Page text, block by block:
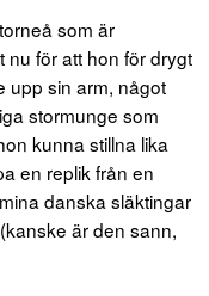
som är
nu för att hon för drygt
upp sin arm, något
stormunge som
kunna stillna lika
en replik från en
danska släktingar
är den sann,